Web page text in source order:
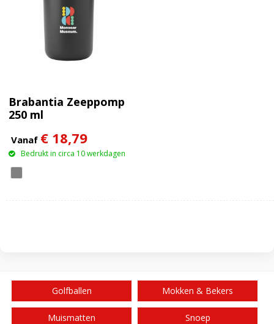
Brabantia Zeeppomp
250 ml
Vanaf € 18,79
Bedrukt in circa 10 werkdagen
Golfballen Mokken & Bekers
Muismatten Snoep